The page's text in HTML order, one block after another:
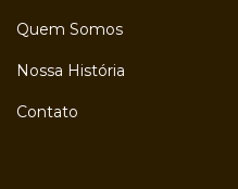
Quem Somos
Nossa História
Contato